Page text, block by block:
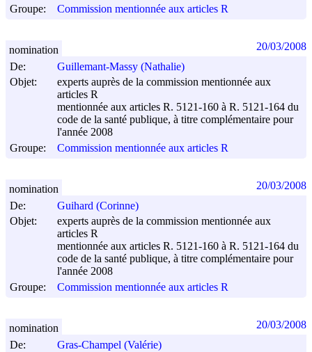
Groupe:
Commission mentionnée aux articles R
De:
Guillemant-Massy (Nathalie)
Objet:
experts auprès de la commission mentionnée aux
articles R
mentionnée aux articles R. 5121-160 à R. 5121-164 du
code de la santé publique, à titre complémentaire pour
l'année 2008
Groupe:
Commission mentionnée aux articles R
nomination 20/03/2008
De:
Guihard (Corinne)
Objet:
experts auprès de la commission mentionnée aux
articles R
mentionnée aux articles R. 5121-160 à R. 5121-164 du
code de la santé publique, à titre complémentaire pour
l'année 2008
Groupe:
Commission mentionnée aux articles R
nomination 20/03/2008
De:
Gras-Champel (Valérie)
nomination 20/03/2008